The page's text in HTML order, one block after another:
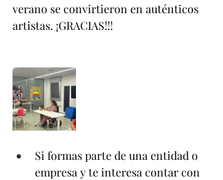
verano se convirtieron en auténticos
artistas. ¡GRACIAS!!!
Si formas parte de una entidad o
empresa y te interesa contar con